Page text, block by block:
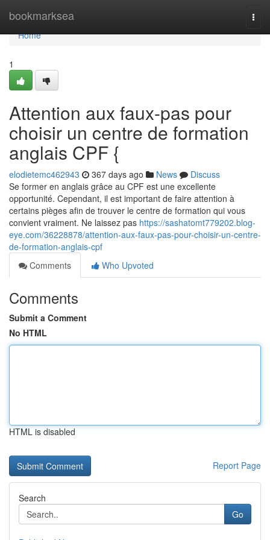
bookmarksea
Home
Home
1
Attention aux faux-pas pour
choisir un centre de formation
anglais CPF {
elodietemc462943 367 days ago News
Discuss
Se former en anglais grâce au CPF est une excellente
opportunité. Cependant, il est important de faire attention à
certains pièges afin de trouver le centre de formation qui vous
convient vraiment. Ne laissez pas https://sashatomt779202.blog-
eye.com/36228878/attention-aux-faux-pas-pour-choisir-un-centre-
de-formation-anglais-cpf
Comments
Who Upvoted
Comments
Submit a Comment
No HTML
HTML is disabled
Report Page
Search
Go